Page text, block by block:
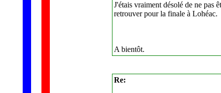
J'étais vraiment désolé de ne pas
retrouver pour la finale à Lohéac.
A bientôt.
Re: